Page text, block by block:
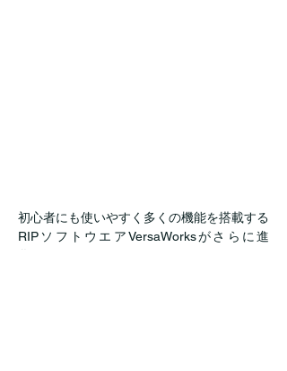
初心者にも使いやすく多くの機能を搭載する
RIPソフトウエアVersaWorksがさらに進
化。これまでのWindowsOSだけでなく